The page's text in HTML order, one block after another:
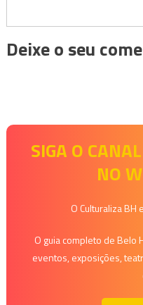
Deixe o seu
SIGA O
NO
O Culturaliza BH
O guia completo de Belo
eventos, exposições,